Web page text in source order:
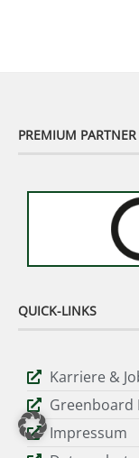
PREMIUM PARTNER
QUICK-LINKS
Karriere &
Greenboard
Impressum